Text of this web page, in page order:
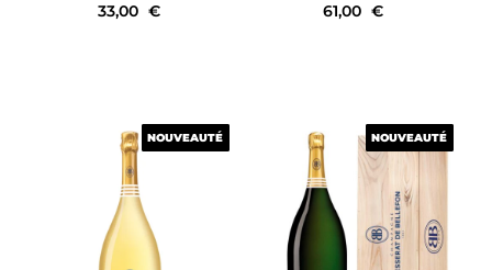
33,00 € 61,00 €
NOUVEAUTÉ
NOUVEAUTÉ NOUVEAUTÉ
NOUVEAUTÉ